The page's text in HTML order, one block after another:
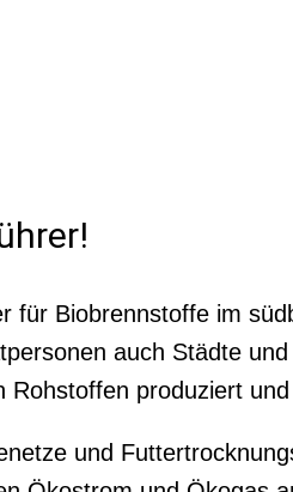
für Biobrennstoffe im
auch Städte
produziert
und